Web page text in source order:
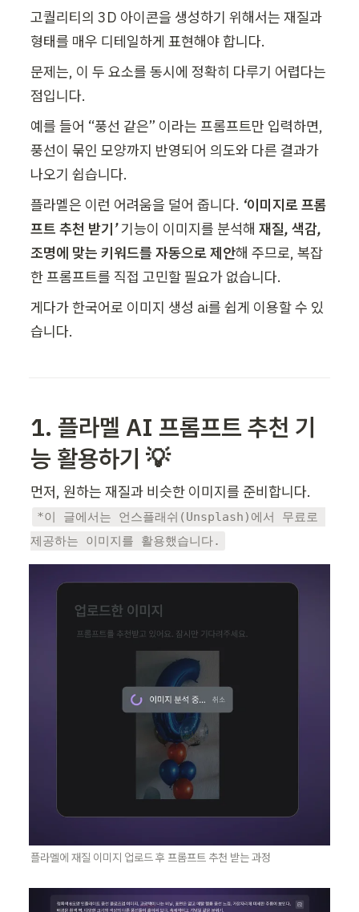
고퀄리티의 3D 아이콘을 생성하기 위해서는 재질과
형태를 매우 디테일하게 표현해야 합니다.
문제는, 이 두 요소를 동시에 정확히 다루기 어렵다는
점입니다.
예를 들어 “풍선 같은” 이라는 프롬프트만 입력하면,
풍선이 묶인 모양까지 반영되어 의도와 다른 결과가
나오기 쉽습니다.
플라멜은 이런 어려움을 덜어 줍니다. ‘이미지로 프롬
프트 추천 받기’ 기능이 이미지를 분석해 재질, 색감,
조명에 맞는 키워드를 자동으로 제안해 주므로, 복잡
한 프롬프트를 직접 고민할 필요가 없습니다.
게다가 한국어로 이미지 생성 ai를 쉽게 이용할 수 있
습니다.
1. 플라멜 AI 프롬프트 추천 기
능 활용하기 💡
*이 글에서는 언스플래쉬(Unsplash)에서 무료로
제공하는 이미지를 활용했습니다.
플라멜에 재질 이미지 업로드 후 프롬프트 추천 받는 과정